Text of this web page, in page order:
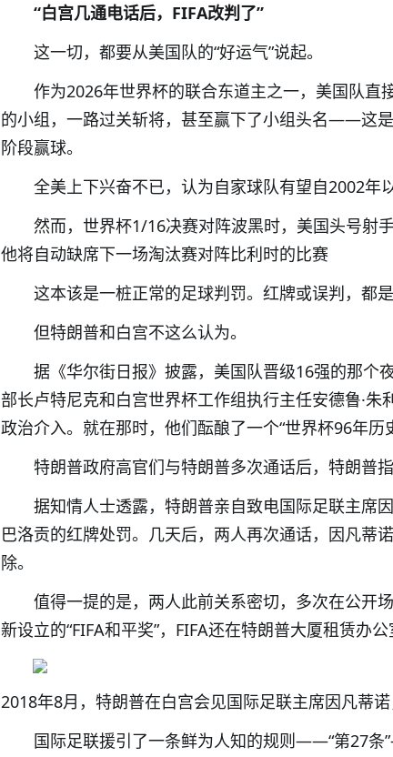
“白宫几通电话后，FIFA改判了”
这一切，都要从美国队的“好运气”说起。
作为2026年世界杯的联合东道主之一，美国队直
的小组，一路过关斩将，甚至赢下了小组头名——这
阶段赢球。
全美上下兴奋不已，认为自家球队有望自2002年
然而，世界杯1/16决赛对阵波黑时，美国头号射
他将自动缺席下一场淘汰赛对阵比利时的比赛
这本该是一桩正常的足球判罚。红牌或误判，都是
但特朗普和白宫不这么认为。
据《华尔街日报》披露，美国队晋级16强的那个
部长卢特尼克和白宫世界杯工作组执行主任安德鲁·朱
政治介入。就在那时，他们酝酿了一个“世界杯96年历
特朗普政府高官们与特朗普多次通话后，特朗普
据知情人士透露，特朗普亲自致电国际足联主席
巴洛贡的红牌处罚。几天后，两人再次通话，因凡蒂
除。
值得一提的是，两人此前关系密切，多次在公开
新设立的“FIFA和平奖”，FIFA还在特朗普大厦租赁办公
2018年8月，特朗普在白宫会见国际足联主席因凡蒂
国际足联援引了一条鲜为人知的规则——“第27